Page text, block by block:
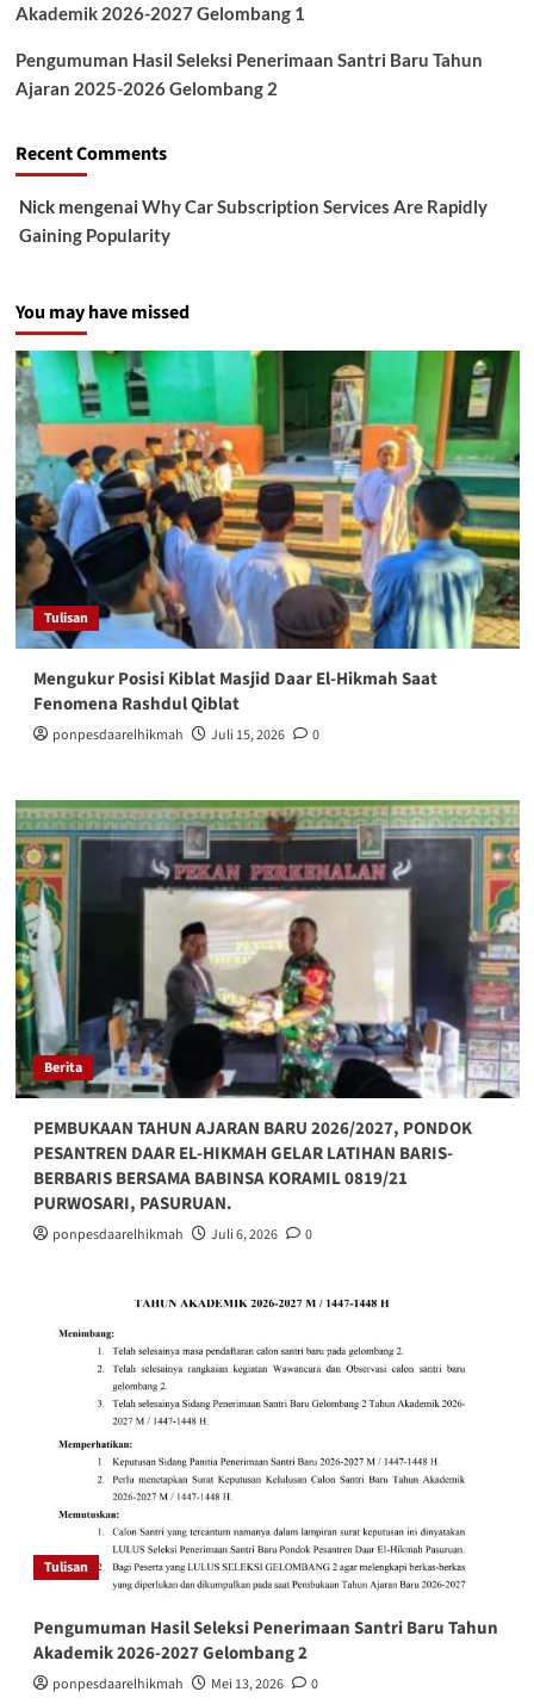
Akademik 2026-2027 Gelombang 1
Pengumuman Hasil Seleksi Penerimaan Santri Baru Tahun
Ajaran 2025-2026 Gelombang 2
Recent Comments
Nickmengenai Why Car Subscription Services Are Rapidly
Gaining Popularity
You may have missed
Tulisan
Mengukur Posisi Kiblat Masjid Daar El-Hikmah Saat
Fenomena Rashdul Qiblat
ponpesdaarelhikmah Juli 15, 2026 0
Berita
PEMBUKAAN TAHUN AJARAN BARU 2026/2027, PONDOK
PESANTREN DAAR EL-HIKMAH GELAR LATIHAN BARIS-
BERBARIS BERSAMA BABINSA KORAMIL 0819/21
PURWOSARI, PASURUAN.
ponpesdaarelhikmah Juli 6, 2026 0
Tulisan
Pengumuman Hasil Seleksi Penerimaan Santri Baru Tahun
Akademik 2026-2027 Gelombang 2
ponpesdaarelhikmah Mei 13, 2026 0